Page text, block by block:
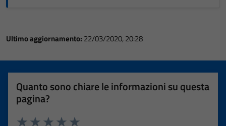
Ultimo aggiornamento: 22/03/2020, 20:28
Quanto sono chiare le informazioni su questa
pagina?